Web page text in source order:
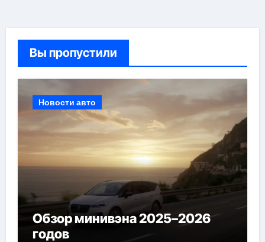
Вы пропустили
Новости авто
Обзор минивэна 2025–2026
годов